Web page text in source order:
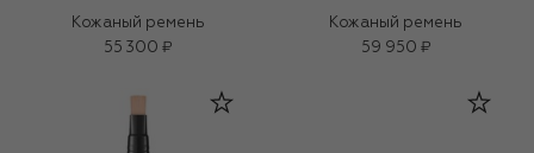
Кожаный ремень
55 300 ₽
Кожаный ремень
59 950 ₽